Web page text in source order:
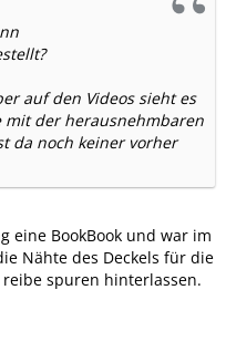
auf den Videos sieht es
mit der herausnehmbaren
da noch keiner vorher
eine BookBook und war im
Nähte des Deckels für die
spuren hinterlassen.